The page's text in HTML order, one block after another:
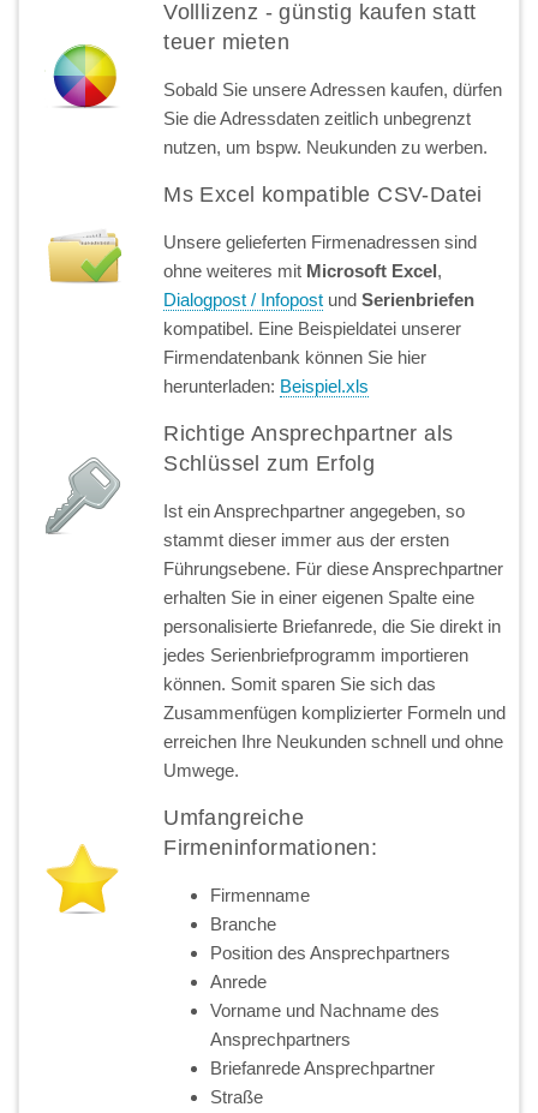
Volllizenz - günstig kaufen statt
teuer mieten
Sobald Sie unsere Adressen kaufen, dürfen
Sie die Adressdaten zeitlich unbegrenzt
nutzen, um bspw. Neukunden zu werben.
Ms Excel kompatible CSV-Datei
Unsere gelieferten Firmenadressen sind
ohne weiteres mit Microsoft Excel,
Dialogpost / Infopost undSerienbriefen
kompatibel. Eine Beispieldatei unserer
Firmendatenbank können Sie hier
herunterladen: Beispiel.xls
Richtige Ansprechpartner als
Schlüssel zum Erfolg
Ist ein Ansprechpartner angegeben, so
stammt dieser immer aus der ersten
Führungsebene. Für diese Ansprechpartner
erhalten Sie in einer eigenen Spalte eine
personalisierte Briefanrede, die Sie direkt in
jedes Serienbriefprogramm importieren
können. Somit sparen Sie sich das
Zusammenfügen komplizierter Formeln und
erreichen Ihre Neukunden schnell und ohne
Umwege.
Umfangreiche
Firmeninformationen:
Firmenname
Branche
Position des Ansprechpartners
Anrede
Vorname und Nachname des
Ansprechpartners
Briefanrede Ansprechpartner
Straße